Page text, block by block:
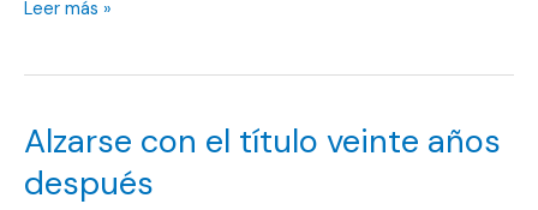
Montaño
del
Leer más »
Alzarse con el título veinte años
después